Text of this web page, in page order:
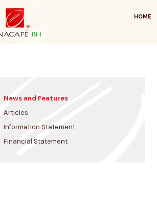
HOME
News and Features
Articles
Information Statement
Financial Statement